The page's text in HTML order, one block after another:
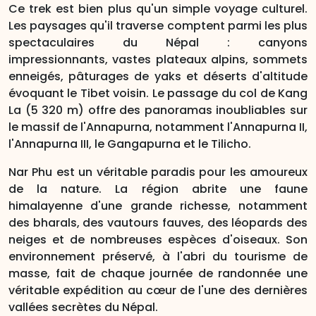
Ce trek est bien plus qu'un simple voyage culturel.
Les paysages qu'il traverse comptent parmi les plus
spectaculaires du Népal : canyons
impressionnants, vastes plateaux alpins, sommets
enneigés, pâturages de yaks et déserts d'altitude
évoquant le Tibet voisin. Le passage du col de Kang
La (5 320 m) offre des panoramas inoubliables sur
le massif de l'Annapurna, notamment l'Annapurna II,
l'Annapurna III, le Gangapurna et le Tilicho.
Nar Phu est un véritable paradis pour les amoureux
de la nature. La région abrite une faune
himalayenne d'une grande richesse, notamment
des bharals, des vautours fauves, des léopards des
neiges et de nombreuses espèces d'oiseaux. Son
environnement préservé, à l'abri du tourisme de
masse, fait de chaque journée de randonnée une
véritable expédition au cœur de l'une des dernières
vallées secrètes du Népal.